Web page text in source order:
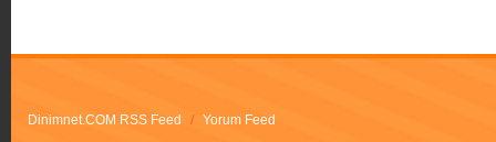
Dinimnet.COM RSS Feed / Yorum Feed